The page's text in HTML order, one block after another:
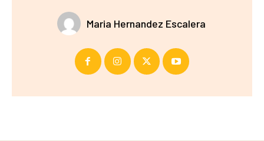
Maria Hernandez Escalera